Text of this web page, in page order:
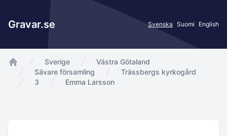
Gravar.se Svenska Suomi English
app.Start
Sverige
Västra Götaland
Sävare församling
Trässbergs kyrkogård
3
Emma Larsson